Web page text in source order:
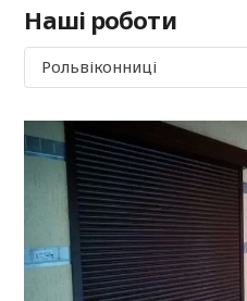
Наші роботи
Рольвіконниці